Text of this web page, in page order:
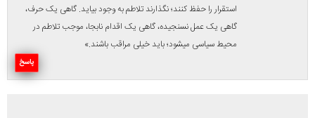
استقرار را حفظ کنند؛ نگذارند تلاطم به وجود بیاید. گاهى یک حرف،
گاهى یک عمل نسنجیده، گاهى یک اقدام نابجا، موجب تلاطم در
محیط سیاسى میشود؛ باید خیلى مراقب باشند.»
پاسخ